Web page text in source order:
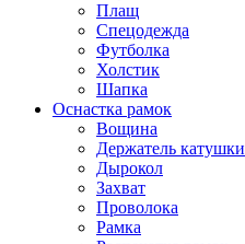
Плащ
Спецодежда
Футболка
Холстик
Шапка
Оснастка рамок
Вощина
Держатель катушки
Дырокол
Захват
Проволока
Рамка